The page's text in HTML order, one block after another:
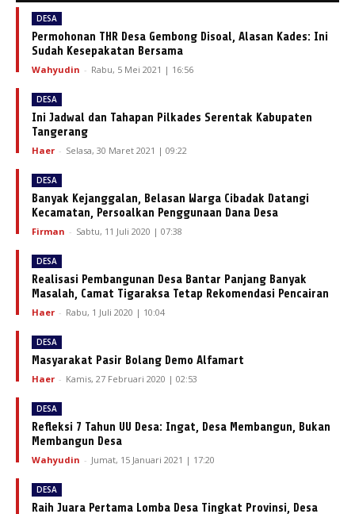
DESA
Permohonan THR Desa Gembong Disoal, Alasan Kades: Ini
Sudah Kesepakatan Bersama
Wahyudin - Rabu, 5 Mei 2021 | 16:56
DESA
Ini Jadwal dan Tahapan Pilkades Serentak Kabupaten
Tangerang
Haer - Selasa, 30 Maret 2021 | 09:22
DESA
Banyak Kejanggalan, Belasan Warga Cibadak Datangi
Kecamatan, Persoalkan Penggunaan Dana Desa
Firman - Sabtu, 11 Juli 2020 | 07:38
DESA
Realisasi Pembangunan Desa Bantar Panjang Banyak
Masalah, Camat Tigaraksa Tetap Rekomendasi Pencairan
Haer - Rabu, 1 Juli 2020 | 10:04
DESA
Masyarakat Pasir Bolang Demo Alfamart
Haer - Kamis, 27 Februari 2020 | 02:53
DESA
Refleksi 7 Tahun UU Desa: Ingat, Desa Membangun, Bukan
Membangun Desa
Wahyudin - Jumat, 15 Januari 2021 | 17:20
DESA
Raih Juara Pertama Lomba Desa Tingkat Provinsi, Desa